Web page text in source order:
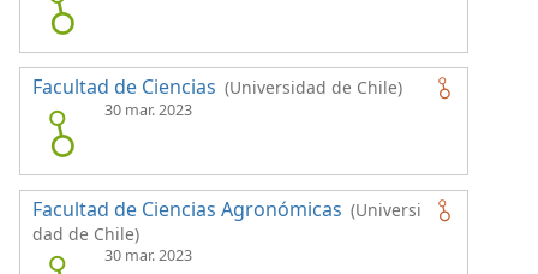
Facultad de Ciencias (Universidad de Chile)
30 mar. 2023
Facultad de Ciencias Agronómicas (Universi
dad de Chile)
30 mar. 2023